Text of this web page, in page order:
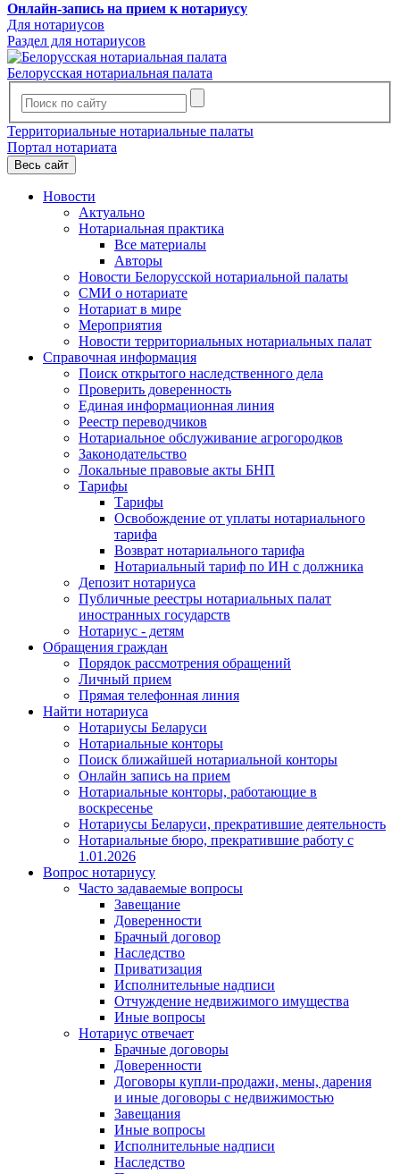
Онлайн-запись на прием к нотариусу
Для нотариусов
Раздел для нотариусов
Белорусская нотариальная палата
Территориальные нотариальные палаты
Портал нотариата
Весь сайт
Новости
Актуально
Нотариальная практика
Все материалы
Авторы
Новости Белорусской нотариальной палаты
СМИ о нотариате
Нотариат в мире
Мероприятия
Новости территориальных нотариальных палат
Справочная информация
Поиск открытого наследственного дела
Проверить доверенность
Единая информационная линия
Реестр переводчиков
Нотариальное обслуживание агрогородков
Законодательство
Локальные правовые акты БНП
Тарифы
Тарифы
Освобождение от уплаты нотариального
тарифа
Возврат нотариального тарифа
Нотариальный тариф по ИН с должника
Депозит нотариуса
Публичные реестры нотариальных палат
иностранных государств
Нотариус - детям
Обращения граждан
Порядок рассмотрения обращений
Личный прием
Прямая телефонная линия
Найти нотариуса
Нотариусы Беларуси
Нотариальные конторы
Поиск ближайшей нотариальной конторы
Онлайн запись на прием
Нотариальные конторы, работающие в
воскресенье
Нотариусы Беларуси, прекратившие деятельность
Нотариальные бюро, прекратившие работу с
1.01.2026
Вопрос нотариусу
Часто задаваемые вопросы
Завещание
Доверенности
Брачный договор
Наследство
Приватизация
Исполнительные надписи
Отчуждение недвижимого имущества
Иные вопросы
Нотариус отвечает
Брачные договоры
Доверенности
Договоры купли-продажи, мены, дарения
и иные договоры с недвижимостью
Завещания
Иные вопросы
Исполнительные надписи
Наследство